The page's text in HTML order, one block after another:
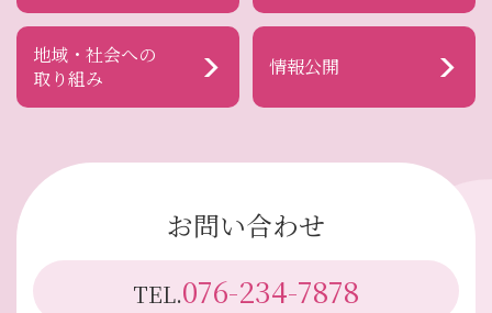
地域・社会への
取り組み
情報公開
お問い合わせ
TEL.076-234-7878